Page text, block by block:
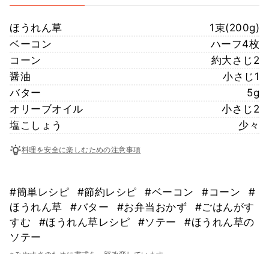
ほうれん草
1束(200g)
ベーコン
ハーフ4枚
コーン
約大さじ2
醤油
小さじ1
バター
5g
オリーブオイル
小さじ2
塩こしょう
少々
料理を安全に楽しむための注意事項
#簡単レシピ #節約レシピ #ベーコン #コーン
#
ほうれん草
#バター #お弁当おかず
#ごはんがす
すむ
#ほうれん草レシピ #ソテー
#ほうれん草の
ソテー